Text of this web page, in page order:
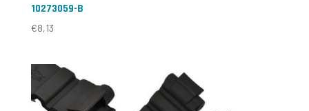
10273059-B
€8,13